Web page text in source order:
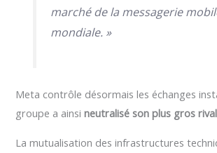
marché de la messagerie
mondiale. »
Meta contrôle désormais les échanges
groupe a ainsineutralisé son plus gros rival
La mutualisation des infrastructures